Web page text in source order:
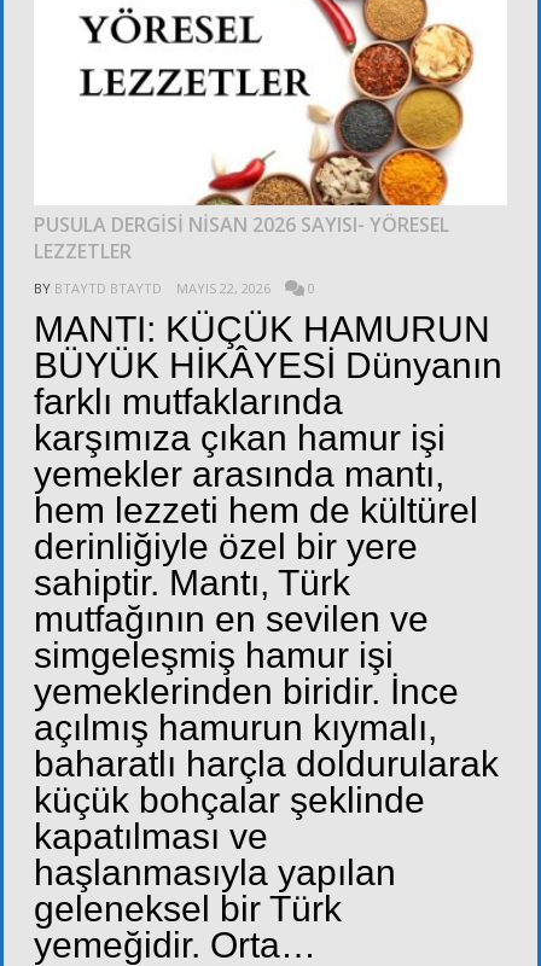
PUSULA DERGİSİ NİSAN 2026 SAYISI- YÖRESEL
LEZZETLER
BY BTAYTD BTAYTD MAYIS 22, 2026 0
MANTI: KÜÇÜK HAMURUN
BÜYÜK HİKÂYESİ Dünyanın
farklı mutfaklarında
karşımıza çıkan hamur işi
yemekler arasında mantı,
hem lezzeti hem de kültürel
derinliğiyle özel bir yere
sahiptir. Mantı, Türk
mutfağının en sevilen ve
simgeleşmiş hamur işi
yemeklerinden biridir. İnce
açılmış hamurun kıymalı,
baharatlı harçla doldurularak
küçük bohçalar şeklinde
kapatılması ve
haşlanmasıyla yapılan
geleneksel bir Türk
yemeğidir. Orta…